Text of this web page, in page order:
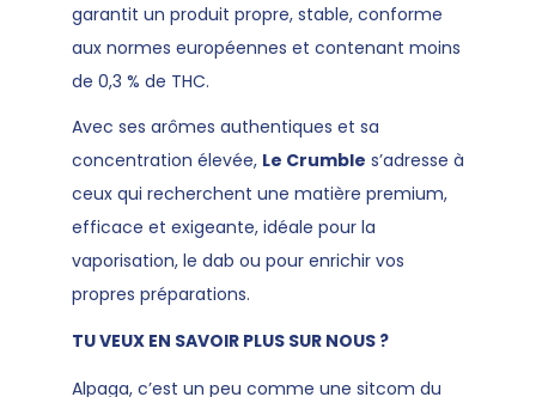
garantit un produit propre, stable, conforme
aux normes européennes et contenant moins
de 0,3 % de THC.
Avec ses arômes authentiques et sa
concentration élevée, Le Crumble s’adresse à
ceux qui recherchent une matière premium,
efficace et exigeante, idéale pour la
vaporisation, le dab ou pour enrichir vos
propres préparations.
TU VEUX EN SAVOIR PLUS SUR NOUS ?
Alpaga, c’est un peu comme une sitcom du